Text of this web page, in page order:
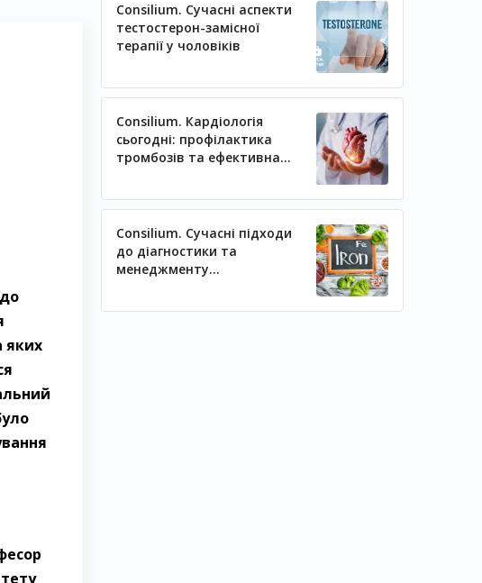
яких
Consilium. Сучасні аспекти
тестостерон-замісної
терапії у чоловіків
Consilium. Кардіологія
сьогодні: профілактика
тромбозів та ефективна
Consilium. Сучасні підходи
до діагностики та
менеджменту